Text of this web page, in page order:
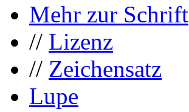
Mehr zur Schrift
// Lizenz
// Zeichensatz
Lupe